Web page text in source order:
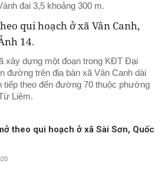
đai 3,5 khoảng 300 m.
xây dựng một đoạn trong KĐT Đại
đường trên địa bàn xã Vân Canh dài
tiếp theo đến đường 70 thuộc phường
Liêm.
theo qui hoạch ở xã Sài Sơn, Quốc